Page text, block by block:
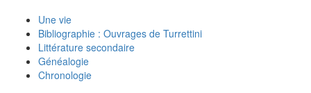
Une vie
Bibliographie : Ouvrages de Turrettini
Littérature secondaire
Généalogie
Chronologie